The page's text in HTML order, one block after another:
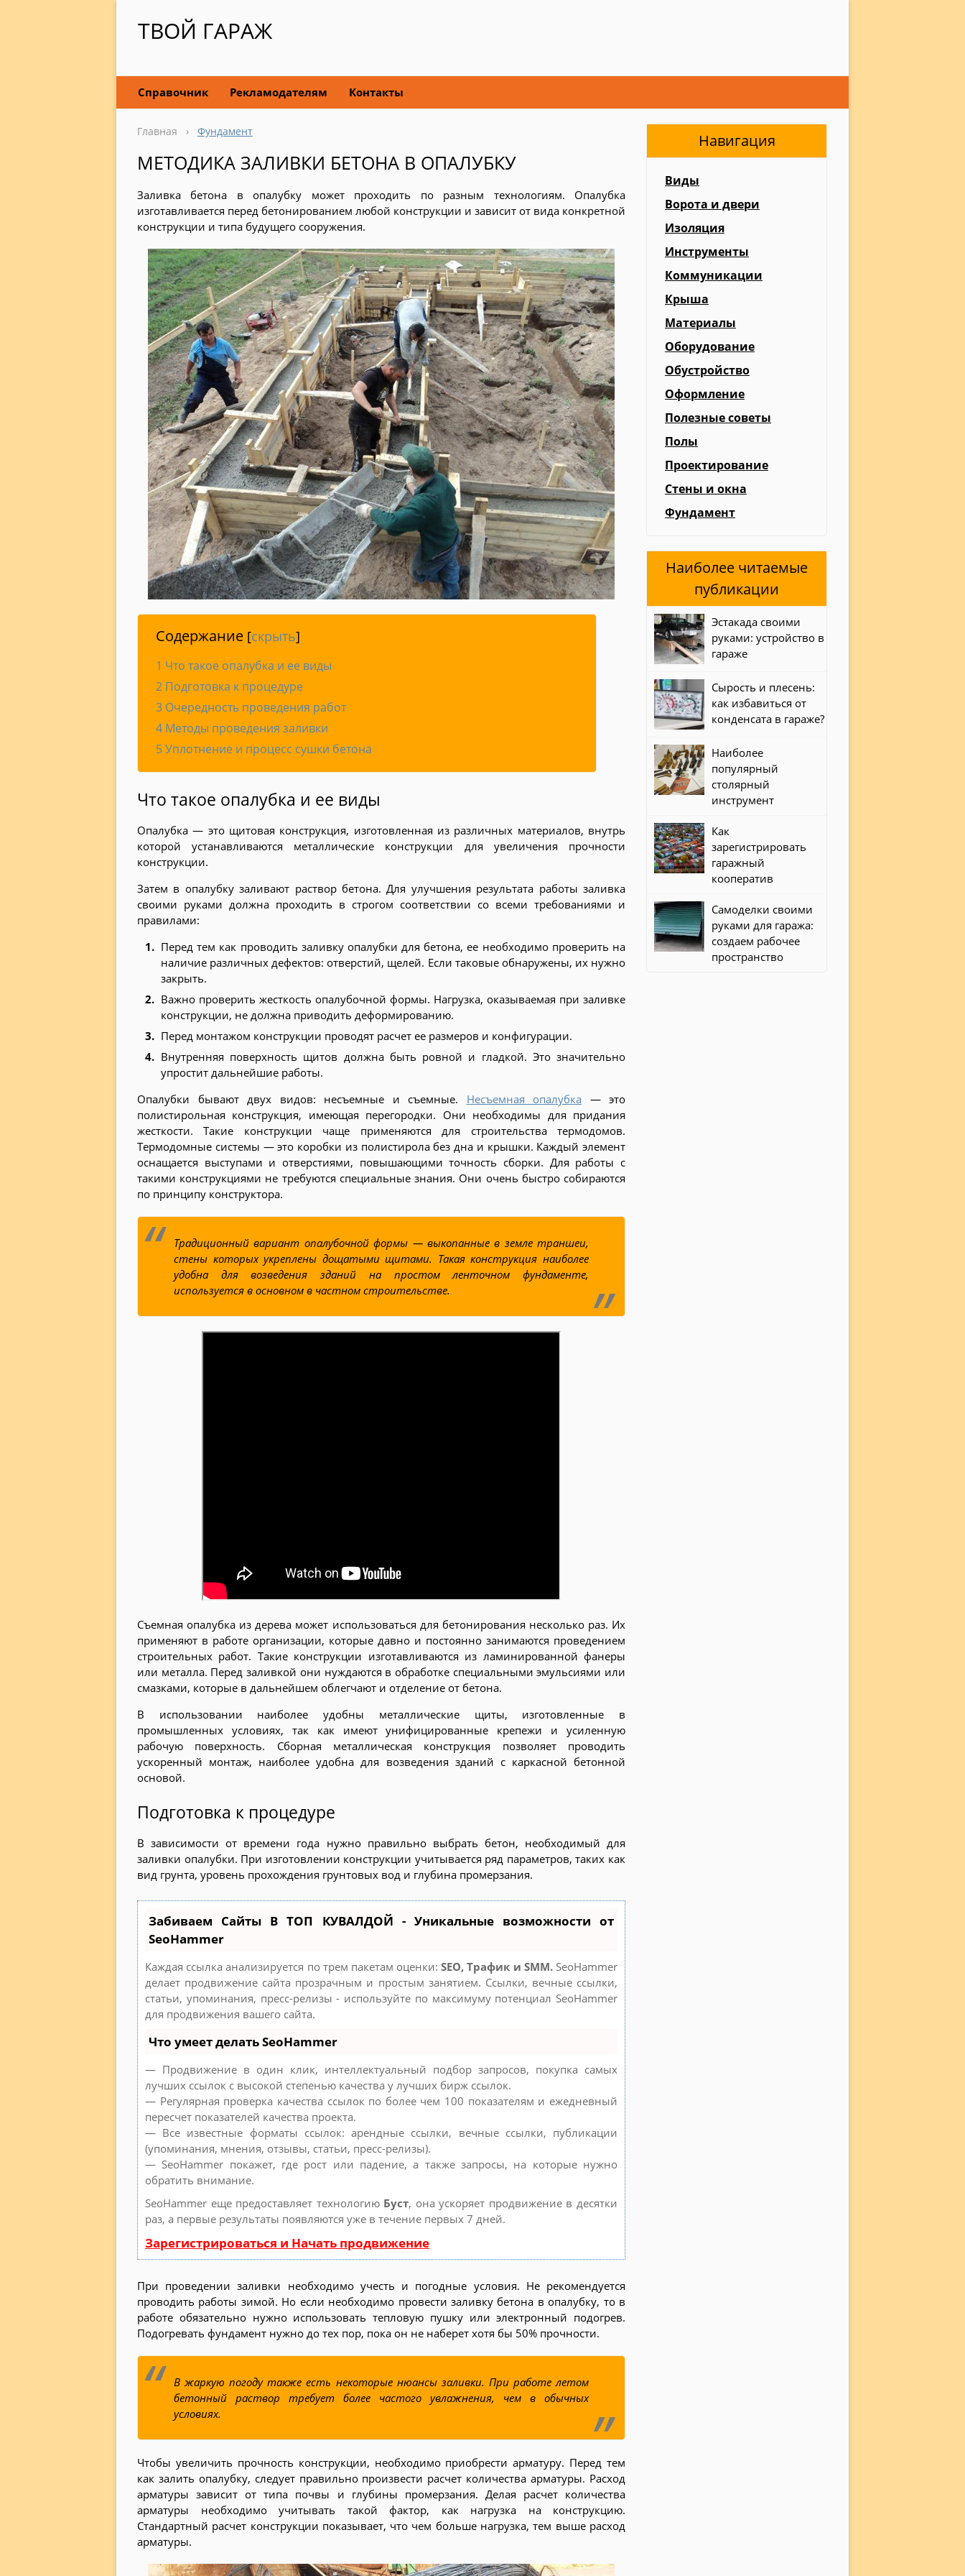
ТВОЙ ГАРАЖ
Справочник Рекламодателям Контакты
Главная › Фундамент
МЕТОДИКА ЗАЛИВКИ БЕТОНА В ОПАЛУБКУ
Заливка бетона в опалубку может проходить по разным технологиям. Опалубка
изготавливается перед бетонированием любой конструкции и зависит от вида конкретной
конструкции и типа будущего сооружения.
Содержание [скрыть]
1 Что такое опалубка и ее виды
2 Подготовка к процедуре
3 Очередность проведения работ
4 Методы проведения заливки
5Уплотнение и процесс сушки бетона
Что такое опалубка и ее виды
Опалубка — это щитовая конструкция, изготовленная из различных материалов, внутрь
которой устанавливаются металлические конструкции для увеличения прочности
конструкции.
Затем в опалубку заливают раствор бетона. Для улучшения результата работы заливка
своими руками должна проходить в строгом соответствии со всеми требованиями и
правилами:
Перед тем как проводить заливку опалубки для бетона, ее необходимо проверить на
наличие различных дефектов: отверстий, щелей. Если таковые обнаружены, их нужно
закрыть.
Важно проверить жесткость опалубочной формы. Нагрузка, оказываемая при заливке
конструкции, не должна приводить деформированию.
Перед монтажом конструкции проводят расчет ее размеров и конфигурации.
Внутренняя поверхность щитов должна быть ровной и гладкой. Это значительно
упростит дальнейшие работы.
Опалубки бывают двух видов: несъемные и съемные. Несъемная опалубка — это
полистирольная конструкция, имеющая перегородки. Они необходимы для придания
жесткости. Такие конструкции чаще применяются для строительства термодомов.
Термодомные системы — это коробки из полистирола без дна и крышки. Каждый элемент
оснащается выступами и отверстиями, повышающими точность сборки. Для работы с
такими конструкциями не требуются специальные знания. Они очень быстро собираются
по принципу конструктора.
Традиционный вариант опалубочной формы — выкопанные в земле траншеи,
стены которых укреплены дощатыми щитами. Такая конструкция наиболее
удобна для возведения зданий на простом ленточном фундаменте,
используется в основном в частном строительстве.
Съемная опалубка из дерева может использоваться для бетонирования несколько раз. Их
применяют в работе организации, которые давно и постоянно занимаются проведением
строительных работ. Такие конструкции изготавливаются из ламинированной фанеры
или металла. Перед заливкой они нуждаются в обработке специальными эмульсиями или
смазками, которые в дальнейшем облегчают и отделение от бетона.
В использовании наиболее удобны металлические щиты, изготовленные в
промышленных условиях, так как имеют унифицированные крепежи и усиленную
рабочую поверхность. Сборная металлическая конструкция позволяет проводить
ускоренный монтаж, наиболее удобна для возведения зданий с каркасной бетонной
основой.
Подготовка к процедуре
В зависимости от времени года нужно правильно выбрать бетон, необходимый для
заливки опалубки. При изготовлении конструкции учитывается ряд параметров, таких как
вид грунта, уровень прохождения грунтовых вод и глубина промерзания.
Забиваем Сайты В ТОП КУВАЛДОЙ - Уникальные возможности от
SeoHammer
Каждая ссылка анализируется по трем пакетам оценки:SEO, Трафик и SMM.SeoHammer
делает продвижение сайта прозрачным и простым занятием. Ссылки, вечные ссылки,
статьи, упоминания, пресс-релизы - используйте по максимуму потенциал SeoHammer
для продвижения вашего сайта.
Что умеет делать SeoHammer
— Продвижение в один клик, интеллектуальный подбор запросов, покупка самых
лучших ссылок с высокой степенью качества у лучших бирж ссылок.
— Регулярная проверка качества ссылок по более чем 100 показателям и ежедневный
пересчет показателей качества проекта.
— Все известные форматы ссылок: арендные ссылки, вечные ссылки, публикации
(упоминания, мнения, отзывы, статьи, пресс-релизы).
— SeoHammer покажет, где рост или падение, а также запросы, на которые нужно
обратить внимание.
SeoHammer еще предоставляет технологию Буст, она ускоряет продвижение в десятки
раз, а первые результаты появляются уже в течение первых 7 дней.
Зарегистрироваться и Начать продвижение
При проведении заливки необходимо учесть и погодные условия. Не рекомендуется
проводить работы зимой. Но если необходимо провести заливку бетона в опалубку, то в
работе обязательно нужно использовать тепловую пушку или электронный подогрев.
Подогревать фундамент нужно до тех пор, пока он не наберет хотя бы 50% прочности.
В жаркую погоду также есть некоторые нюансы заливки. При работе летом
бетонный раствор требует более частого увлажнения, чем в обычных
условиях.
Чтобы увеличить прочность конструкции, необходимо приобрести арматуру. Перед тем
как залить опалубку, следует правильно произвести расчет количества арматуры. Расход
арматуры зависит от типа почвы и глубины промерзания. Делая расчет количества
арматуры необходимо учитывать такой фактор, как нагрузка на конструкцию.
Стандартный расчет конструкции показывает, что чем больше нагрузка, тем выше расход
арматуры.
Навигация
Виды
Ворота и двери
Изоляция
Инструменты
Коммуникации
Крыша
Материалы
Оборудование
Обустройство
Оформление
Полезные советы
Полы
Проектирование
Стены и окна
Фундамент
Наиболее читаемые
публикации
Эстакада своими
руками: устройство в
гараже
Сырость и плесень:
как избавиться от
конденсата в гараже?
Наиболее
популярный
столярный
инструмент
Как
зарегистрировать
гаражный
кооператив
Самоделки своими
руками для гаража:
создаем рабочее
пространство